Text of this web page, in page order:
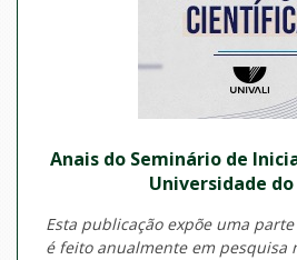
Anais do Seminário de
Universidade do
Esta publicação expõe uma
é feito anualmente em pesquisa